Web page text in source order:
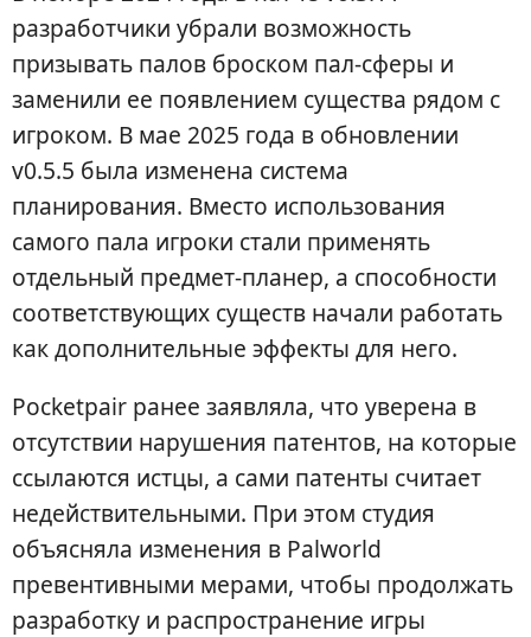
разработчики убрали возможность
призывать палов броском пал-сферы и
заменили ее появлением существа рядом с
игроком. В мае 2025 года в обновлении
v0.5.5 была изменена система
планирования. Вместо использования
самого пала игроки стали применять
отдельный предмет-планер, а способности
соответствующих существ начали работать
как дополнительные эффекты для него.
Pocketpair ранее заявляла, что уверена в
отсутствии нарушения патентов, на которые
ссылаются истцы, а сами патенты считает
недействительными. При этом студия
объясняла изменения в Palworld
превентивными мерами, чтобы продолжать
разработку и распространение игры